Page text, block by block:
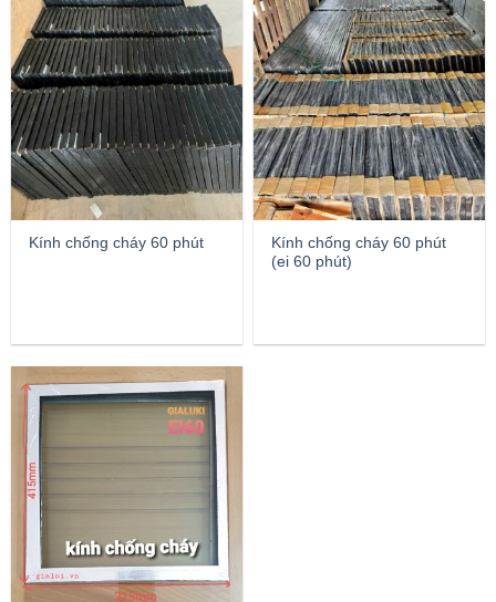
Kính chống cháy 60 phút
Kính chống cháy 60 phút
(ei 60 phút)